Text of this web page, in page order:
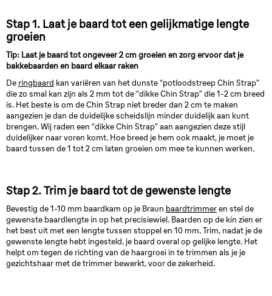
Stap 1. Laat je baard tot een gelijkmatige lengte
groeien
Tip: Laat je baard tot ongeveer 2 cm groeien en zorg ervoor dat je
bakkebaarden en baard elkaar raken
De ringbaard kan variëren van het dunste “potloodstreep Chin Strap”
die zo smal kan zijn als 2 mm tot de “dikke Chin Strap” die 1-2 cm breed
is. Het beste is om de Chin Strap niet breder dan 2 cm te maken
aangezien je dan de duidelijke scheidslijn minder duidelijk aan kunt
brengen. Wij raden een “dikke Chin Strap” aan aangezien deze stijl
duidelijker naar voren komt. Hoe breed je hem ook maakt, je moet je
baard tussen de 1 tot 2 cm laten groeien om mee te kunnen werken.
Stap 2. Trim je baard tot de gewenste lengte
Bevestig de 1-10 mm baardkam op je Braun baardtrimmeren stel de
gewenste baardlengte in op het precisiewiel. Baarden op de kin zien er
het best uit met een lengte tussen stoppel en 10 mm. Trim, nadat je de
gewenste lengte hebt ingesteld, je baard overal op gelijke lengte. Het
helpt om tegen de richting van de haargroei in te trimmen als je je
gezichtshaar met de trimmer bewerkt, voor de zekerheid.